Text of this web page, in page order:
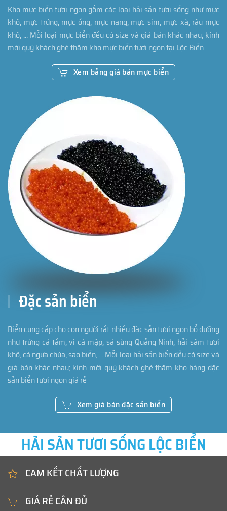
Kho mực biển tươi ngon gồm các loại hải sản tươi sống như mực
khô, mực trứng, mực ống, mực nang, mực sim, mực xà, râu mực
khô, ... Mỗi loại mực biển đều có size và giá bán khác nhau; kính
mời quý khách ghé thăm kho mực biển tươi ngon tại Lộc Biển
Xem bảng giá bán mực biển
Đặc sản biển
Biển cung cấp cho con người rất nhiều đặc sản tươi ngon bổ dưỡng
như trứng cá tầm, vi cá mập, sá sùng Quảng Ninh, hải sâm tươi
khô, cá ngựa chúa, sao biển, ... Mỗi loại hải sản biển đều có size và
giá bán khác nhau; kính mời quý khách ghé thăm kho hàng đặc
sản biển tươi ngon giá rẻ
Xem giá bán đặc sản biển
HẢI SẢN TƯƠI SỐNG LỘC BIỂN
CAM KẾT CHẤT LƯỢNG
GIÁ RẺ CÂN ĐỦ